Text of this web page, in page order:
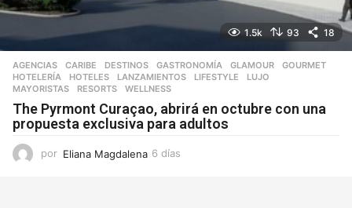
1.5k 93 18
AGENCIAS ,CARIBE ,DESTINOS ,GASTRONOMÍA ,GLAMOUR ,GOURMET
HOTELERÍA
,HOTELES ,LANZAMIENTOS ,LIFESTYLE ,LUJO
MAYORISTAS
,RESORTS ,WELLNESS
The Pyrmont Curaçao, abrirá en octubre con una
propuesta exclusiva para adultos
por Eliana Magdalena 6 días